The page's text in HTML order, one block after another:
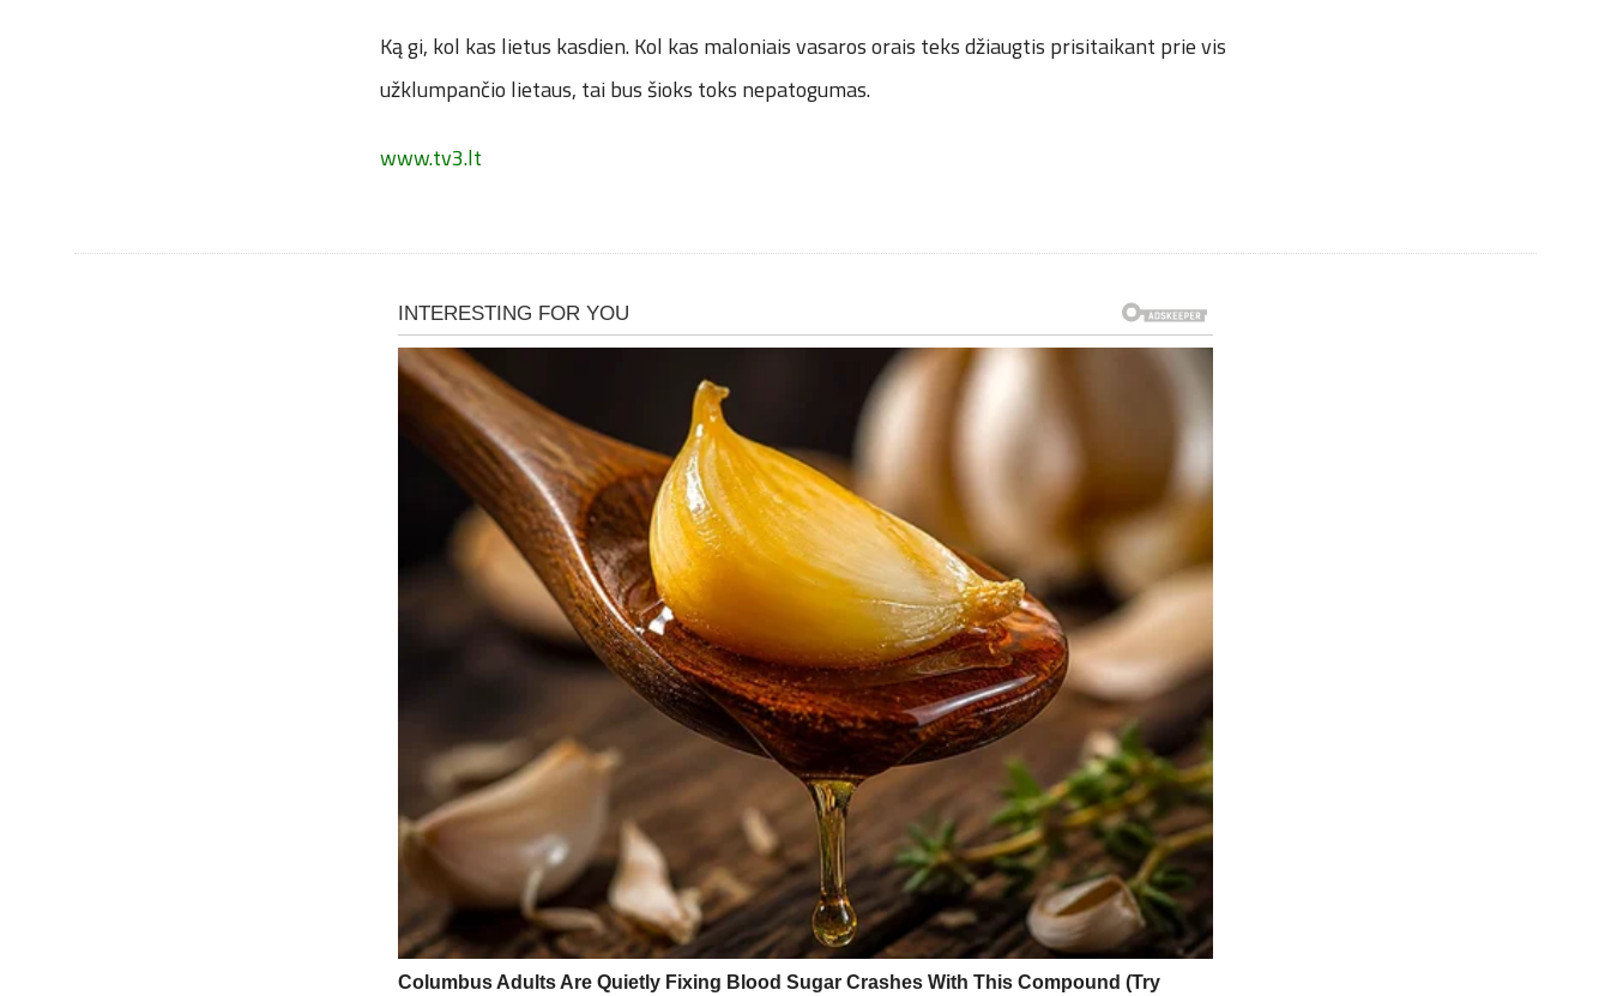
Ką gi, kol kas lietus kasdien. Kol kas maloniais vasaros orais teks džiaugtis prisitaikant prie vis
užklumpančio lietaus, tai bus šioks toks nepatogumas.
www.tv3.lt